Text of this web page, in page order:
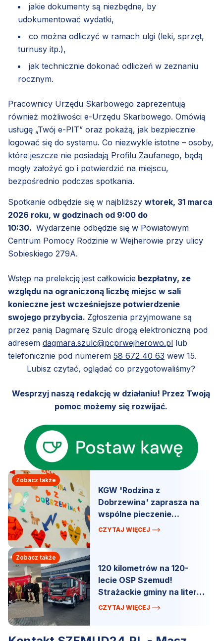
jakie dokumenty są niezbędne, by
udokumentować wydatki,
co można odliczyć w ramach ulgi (leki, sprzęt,
turnusy itp.),
jak technicznie dokonać odliczeń w zeznaniu
rocznym.
Pracownicy Urzędu Skarbowego zaprezentują
również możliwości e-Urzędu Skarbowego. Omówią
usługę „Twój e-PIT” oraz pokażą, jak bezpiecznie
logować się do systemu. Co niezwykle istotne – osoby,
które jeszcze nie posiadają Profilu Zaufanego, będą
mogły założyć go i potwierdzić na miejscu,
bezpośrednio podczas spotkania.
Spotkanie odbędzie się w najbliższy wtorek, 31 marca
2026 roku, w godzinach od 9:00 do
10:30. Wydarzenie odbędzie się w Powiatowym
Centrum Pomocy Rodzinie w Wejherowie przy ulicy
Sobieskiego 279A.
Wstęp na prelekcję jest całkowicie bezpłatny, ze
względu na ograniczoną liczbę miejsc w sali
konieczne jest wcześniejsze potwierdzenie
swojego przybycia. Zgłoszenia przyjmowane są
przez panią Dagmarę Szulc drogą elektroniczną pod
adresem dagmara.szulc@pcprwejherowo.pl lub
telefonicznie pod numerem 58 672 40 63 wew 15.
Lubisz czytać, oglądać co przygotowaliśmy?
Wesprzyj naszą redakcję w działaniu! Przez Twoją
pomoc możemy się rozwijać.
Zobacz także
KGW 'Rodzina z
Dobrzewina' zaprasza na
wspólne pieczenie
mazurków.
CZYTAJ WIĘCEJ
Zobacz także
120 kilometrów na 120-
lecie OSP Szemud!
Strażackie gminy na literę
„S” łączą siły.
CZYTAJ WIĘCEJ